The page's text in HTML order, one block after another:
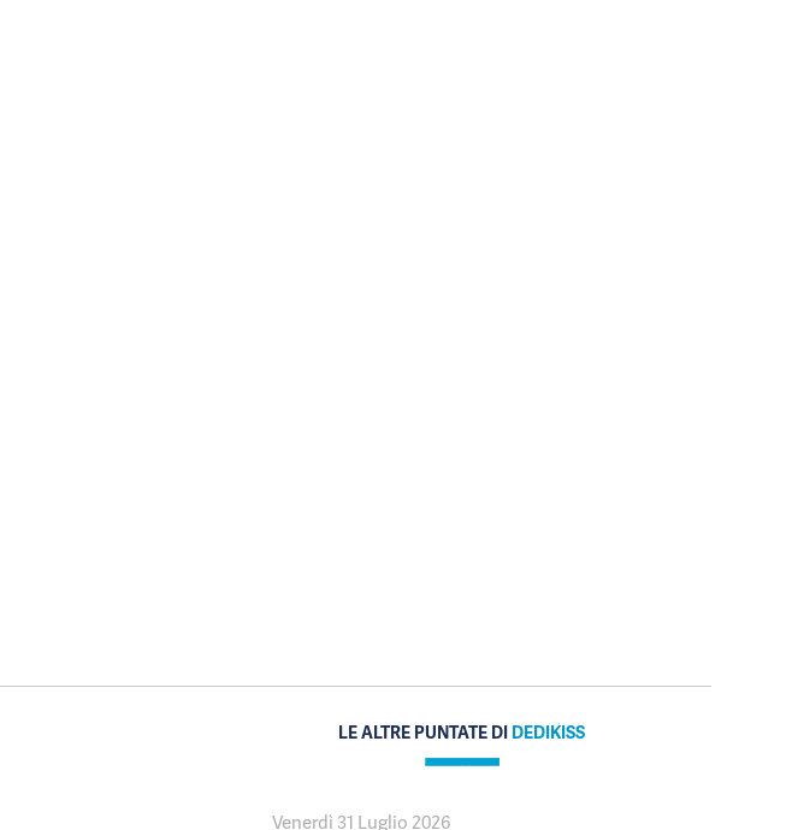
LE ALTRE PUNTATE DI DEDIKISS
Venerdì 31 Luglio 2026